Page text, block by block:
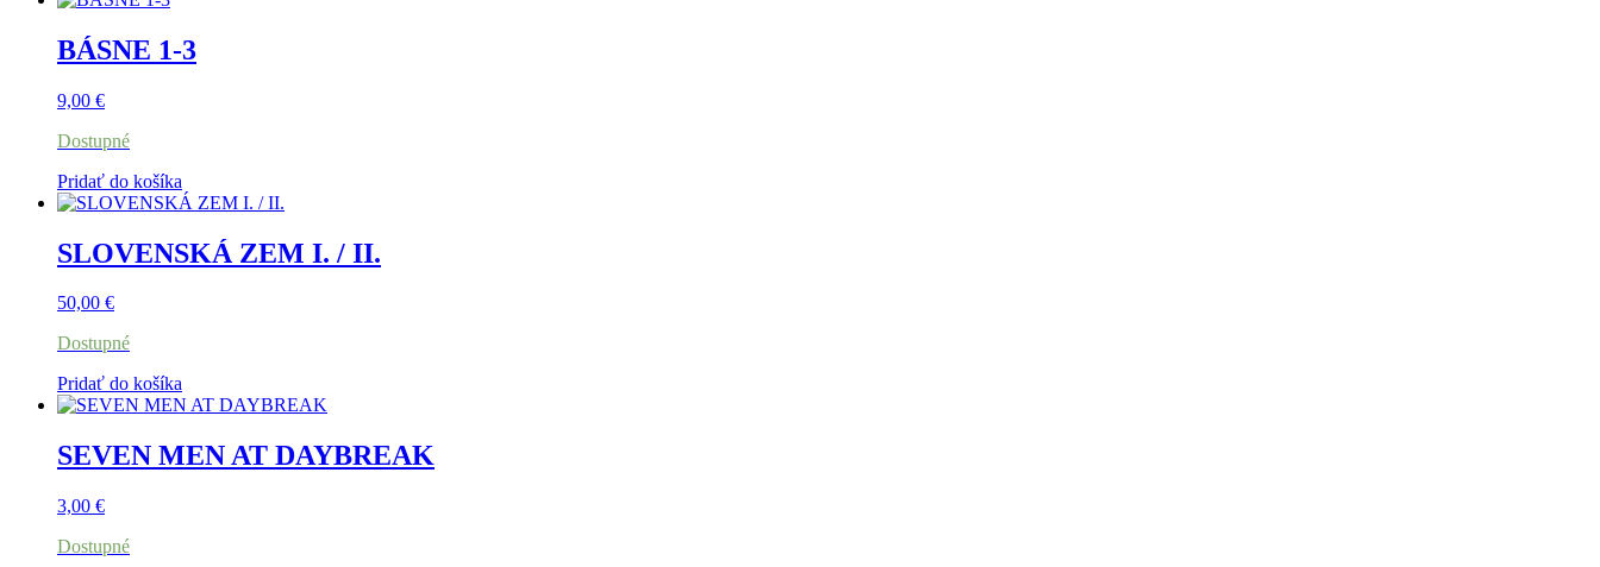
BÁSNE 1-3
9,00 €
Dostupné
Pridať do košíka
SLOVENSKÁ ZEM I. / II.
50,00 €
Dostupné
Pridať do košíka
SEVEN MEN AT DAYBREAK
3,00 €
Dostupné